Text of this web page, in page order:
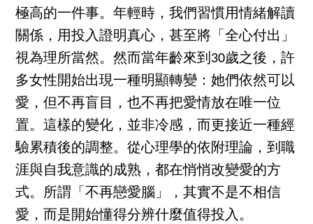
極高的一件事。年輕時，我們習慣用情緒解讀
關係，用投入證明真心，甚至將「全心付出」
視為理所當然。然而當年齡來到30歲之後，許
多女性開始出現一種明顯轉變：她們依然可以
愛，但不再盲目，也不再把愛情放在唯一位
置。這樣的變化，並非冷感，而更接近一種經
驗累積後的調整。從心理學的依附理論，到職
涯與自我意識的成熟，都在悄悄改變愛的方
式。所謂「不再戀愛腦」，其實不是不相信
愛，而是開始懂得分辨什麼值得投入。